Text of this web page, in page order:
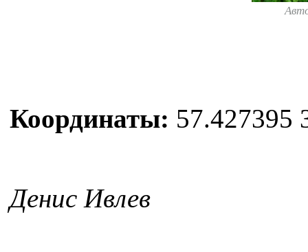
Координаты: 57.427395
Денис Ивлев